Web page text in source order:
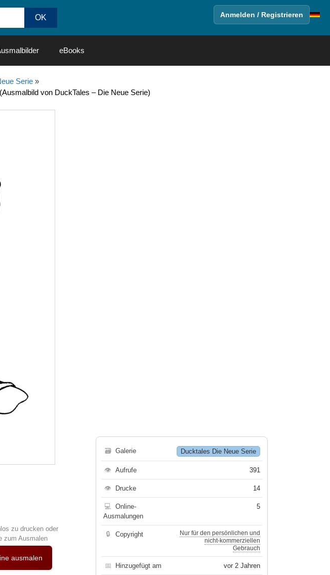
Anmelden / Registrieren
eBooks
Serie»
von DuckTales – Die Neue Serie)
zu drucken oder
zum Ausmalen
ausmalen
🗃 Galerie Ducktales Die Neue Serie
👁 Aufrufe 391
👁 Drucke 14
💻
Online-
Ausmalungen
5
🔒 Copyright
Nur für den persönlichen und
nicht-kommerziellen
Gebrauch
📅 Hinzugefügt am vor 2 Jahren